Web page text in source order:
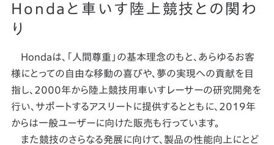
Hondaと車いす陸上競技との関わ
り
Hondaは、「人間尊重」の基本理念のもと、あらゆるお客
様にとっての自由な移動の喜びや、夢の実現への貢献を目
指し、2000年から陸上競技用車いすレーサーの研究開発を
行い、サポートするアスリートに提供するとともに、2019年
からは一般ユーザーに向けた販売も行っています。
また競技のさらなる発展に向けて、製品の性能向上にとど